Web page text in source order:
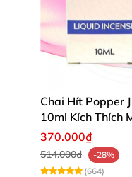
Chai Hít Popper
10ml Kích Thích
370.000₫
514.000₫
-28%
(664)